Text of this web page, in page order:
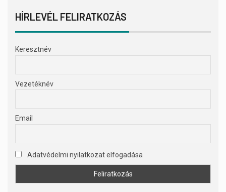
HÍRLEVÉL FELIRATKOZÁS
Keresztnév
Vezetéknév
Email
Adatvédelmi nyilatkozat elfogadása